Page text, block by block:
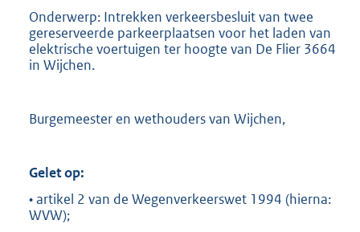
e
:
8
b
Onderwerp: Intrekken verkeersbesluit van twee
gereserveerde parkeerplaatsen voor het laden van
elektrische voertuigen ter hoogte van De Flier 3664
in Wijchen.
Burgemeester en wethouders van Wijchen,
Gelet op:
• artikel 2 van de Wegenverkeerswet 1994 (hierna:
WVW);